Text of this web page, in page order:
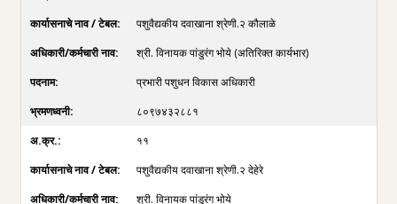
पशुवैद्यकीय दवाखाना श्रेणी.२ कौलाळे
श्री. विनायक पांडुरंग भोये (अतिरिक्त कार्यभार)
प्रभारी पशुधन विकास अधिकारी
८०९७४३२८८१
११
पशुवैद्यकीय दवाखाना श्रेणी.२ देहेरे
श्री. विनायक पांडुरंग भोये